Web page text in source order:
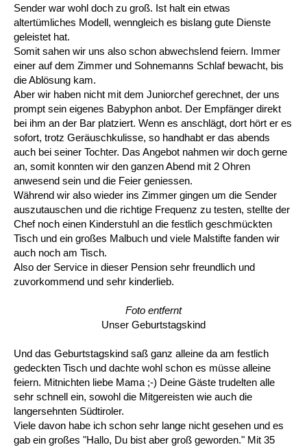
Sender war wohl doch zu groß. Ist halt ein etwas
altertümliches Modell, wenngleich es bislang gute Dienste
geleistet hat.
Somit sahen wir uns also schon abwechslend feiern. Immer
einer auf dem Zimmer und Sohnemanns Schlaf bewacht, bis
die Ablösung kam.
Aber wir haben nicht mit dem Juniorchef gerechnet, der uns
prompt sein eigenes Babyphon anbot. Der Empfänger direkt
bei ihm an der Bar platziert. Wenn es anschlägt, dort hört er es
sofort, trotz Geräuschkulisse, so handhabt er das abends
auch bei seiner Tochter. Das Angebot nahmen wir doch gerne
an, somit konnten wir den ganzen Abend mit 2 Ohren
anwesend sein und die Feier geniessen.
Während wir also wieder ins Zimmer gingen um die Sender
auszutauschen und die richtige Frequenz zu testen, stellte der
Chef noch einen Kinderstuhl an die festlich geschmückten
Tisch und ein großes Malbuch und viele Malstifte fanden wir
auch noch am Tisch.
Also der Service in dieser Pension sehr freundlich und
zuvorkommend und sehr kinderlieb.
Foto entfernt
Unser Geburtstagskind
Und das Geburtstagskind saß ganz alleine da am festlich
gedeckten Tisch und dachte wohl schon es müsse alleine
feiern. Mitnichten liebe Mama ;-) Deine Gäste trudelten alle
sehr schnell ein, sowohl die Mitgereisten wie auch die
langersehnten Südtiroler.
Viele davon habe ich schon sehr lange nicht gesehen und es
gab ein großes "Hallo, Du bist aber groß geworden." Mit 35